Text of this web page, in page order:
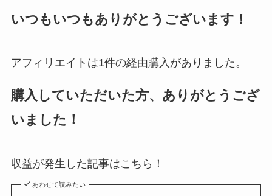
いつもいつもありがとうございます！
アフィリエイトは1件の経由購入がありました。
購入していただいた方、ありがとうござ
いました！
収益が発生した記事はこちら！
あわせて読みたい